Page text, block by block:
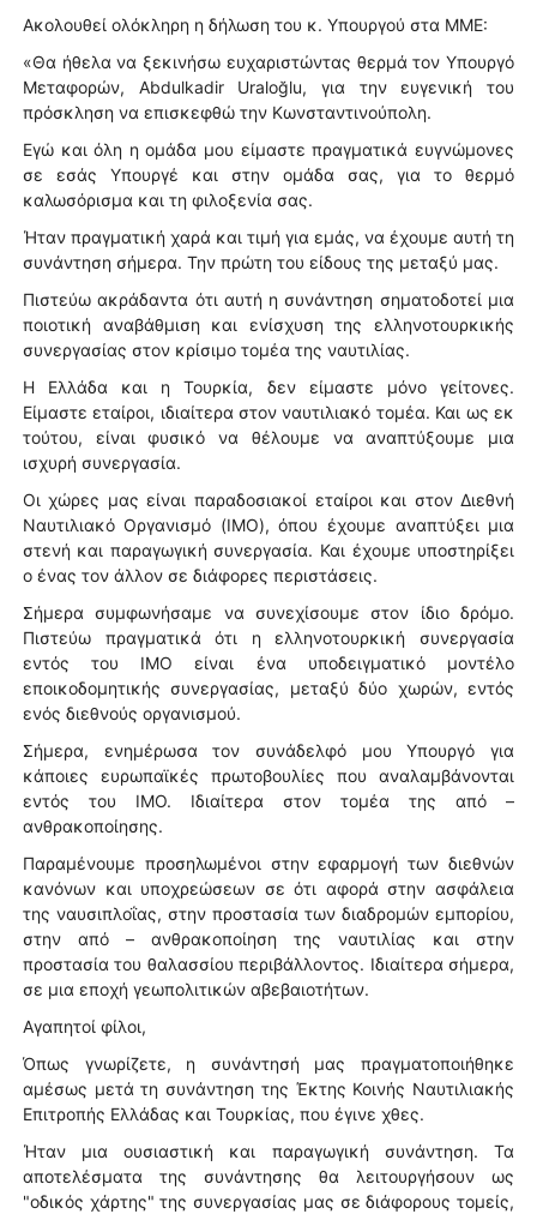
Ακολουθεί ολόκληρη η δήλωση του κ. Υπουργού στα ΜΜΕ:
«Θα ήθελα να ξεκινήσω ευχαριστώντας θερμά τον Υπουργό
Μεταφορών, Abdulkadir Uraloğlu, για την ευγενική του
πρόσκληση να επισκεφθώ την Κωνσταντινούπολη.
Εγώ και όλη η ομάδα μου είμαστε πραγματικά ευγνώμονες
σε εσάς Υπουργέ και στην ομάδα σας, για το θερμό
καλωσόρισμα και τη φιλοξενία σας.
Ήταν πραγματική χαρά και τιμή για εμάς, να έχουμε αυτή τη
συνάντηση σήμερα. Την πρώτη του είδους της μεταξύ μας.
Πιστεύω ακράδαντα ότι αυτή η συνάντηση σηματοδοτεί μια
ποιοτική αναβάθμιση και ενίσχυση της ελληνοτουρκικής
συνεργασίας στον κρίσιμο τομέα της ναυτιλίας.
Η Ελλάδα και η Τουρκία, δεν είμαστε μόνο γείτονες.
Είμαστε εταίροι, ιδιαίτερα στον ναυτιλιακό τομέα. Και ως εκ
τούτου, είναι φυσικό να θέλουμε να αναπτύξουμε μια
ισχυρή συνεργασία.
Οι χώρες μας είναι παραδοσιακοί εταίροι και στον Διεθνή
Ναυτιλιακό Οργανισμό (IMO), όπου έχουμε αναπτύξει μια
στενή και παραγωγική συνεργασία. Και έχουμε υποστηρίξει
ο ένας τον άλλον σε διάφορες περιστάσεις.
Σήμερα συμφωνήσαμε να συνεχίσουμε στον ίδιο δρόμο.
Πιστεύω πραγματικά ότι η ελληνοτουρκική συνεργασία
εντός του IMO είναι ένα υποδειγματικό μοντέλο
εποικοδομητικής συνεργασίας, μεταξύ δύο χωρών, εντός
ενός διεθνούς οργανισμού.
Σήμερα, ενημέρωσα τον συνάδελφό μου Υπουργό για
κάποιες ευρωπαϊκές πρωτοβουλίες που αναλαμβάνονται
εντός του IMO. Ιδιαίτερα στον τομέα της από –
ανθρακοποίησης.
Παραμένουμε προσηλωμένοι στην εφαρμογή των διεθνών
κανόνων και υποχρεώσεων σε ότι αφορά στην ασφάλεια
της ναυσιπλοΐας, στην προστασία των διαδρομών εμπορίου,
στην από – ανθρακοποίηση της ναυτιλίας και στην
προστασία του θαλασσίου περιβάλλοντος. Ιδιαίτερα σήμερα,
σε μια εποχή γεωπολιτικών αβεβαιοτήτων.
Αγαπητοί φίλοι,
Όπως γνωρίζετε, η συνάντησή μας πραγματοποιήθηκε
αμέσως μετά τη συνάντηση της Έκτης Κοινής Ναυτιλιακής
Επιτροπής Ελλάδας και Τουρκίας, που έγινε χθες.
Ήταν μια ουσιαστική και παραγωγική συνάντηση. Τα
αποτελέσματα της συνάντησης θα λειτουργήσουν ως
"οδικός χάρτης" της συνεργασίας μας σε διάφορους τομείς,